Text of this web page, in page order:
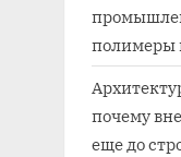
полимеры
почему
еще до